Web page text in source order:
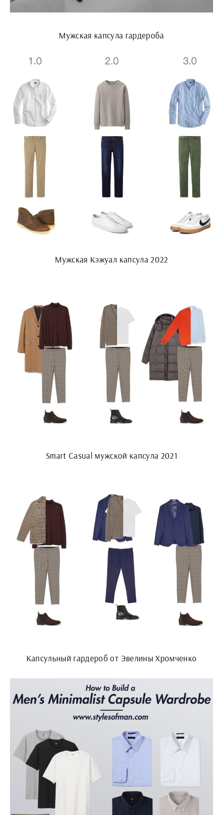
Мужская капсула гардероба
Мужская Кэжуал капсула 2022
Smart Casual мужской капсула 2021
Капсульный гардероб от Эвелины Хромченко